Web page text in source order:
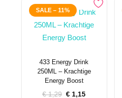
SALE – 11%
433 Energy Drink
250ML – Krachtige
Energy Boost
€1,29
Oorspronkelijke
€ 1,15
Huidige